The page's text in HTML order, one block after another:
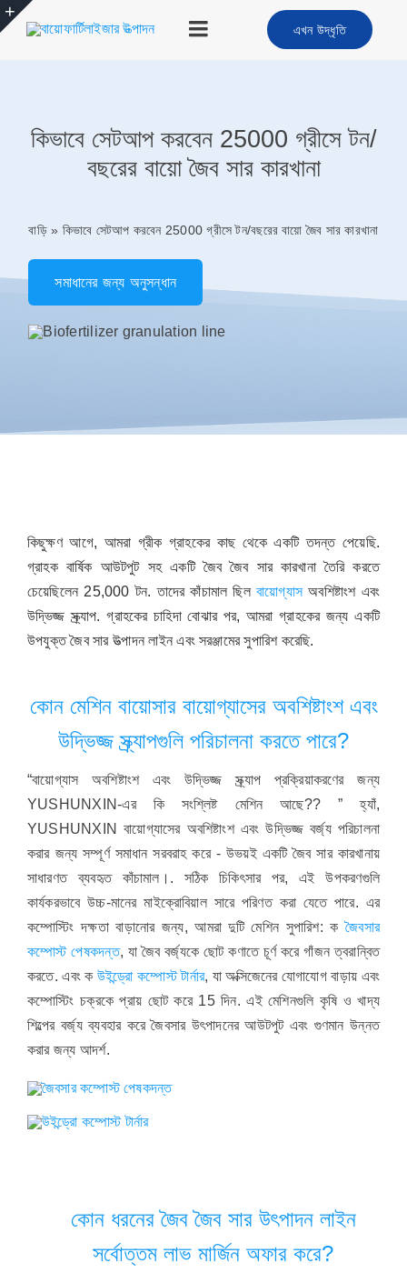
সামগ্রীতে
এড়িয়ে
টগল
পণ্য
FAQ
মামলা
যোগাযোগ
এখন উদ্ধৃতি
কিভাবে সেটআপ করবেন 25000 গ্রীসে টন/
বছরের বায়ো জৈব সার কারখানা
বাড়ি» কিভাবে সেটআপ করবেন 25000 গ্রীসে টন/বছরের বায়ো জৈব সার কারখানা
সমাধানের জন্য অনুসন্ধান
কিছুক্ষণ আগে, আমরা গ্রীক গ্রাহকের কাছ থেকে একটি তদন্ত পেয়েছি.
গ্রাহক বার্ষিক আউটপুট সহ একটি জৈব জৈব সার কারখানা তৈরি করতে
চেয়েছিলেন 25,000 টন. তাদের কাঁচামাল ছিল বায়োগ্যাসঅবশিষ্টাংশ এবং
উদ্ভিজ্জ স্ক্র্যাপ. গ্রাহকের চাহিদা বোঝার পর, আমরা গ্রাহকের জন্য একটি
উপযুক্ত জৈব সার উত্পাদন লাইন এবং সরঞ্জামের সুপারিশ করেছি.
কোন মেশিন বায়োসার বায়োগ্যাসের অবশিষ্টাংশ এবং
উদ্ভিজ্জ স্ক্র্যাপগুলি পরিচালনা করতে পারে?
“বায়োগ্যাস অবশিষ্টাংশ এবং উদ্ভিজ্জ স্ক্র্যাপ প্রক্রিয়াকরণের জন্য
YUSHUNXIN-এর কি সংশ্লিষ্ট মেশিন আছে?? ” হ্যাঁ,
YUSHUNXIN বায়োগ্যাসের অবশিষ্টাংশ এবং উদ্ভিজ্জ বর্জ্য পরিচালনা
করার জন্য সম্পূর্ণ সমাধান সরবরাহ করে - উভয়ই একটি জৈব সার কারখানায়
সাধারণত ব্যবহৃত কাঁচামাল।. সঠিক চিকিৎসার পর, এই উপকরণগুলি
কার্যকরভাবে উচ্চ-মানের মাইক্রোবিয়াল সারে পরিণত করা যেতে পারে. এর
কম্পোস্টিং দক্ষতা বাড়ানোর জন্য, আমরা দুটি মেশিন সুপারিশ: কজৈবসার
কম্পোস্ট পেষকদন্ত, যা জৈব বর্জ্যকে ছোট কণাতে চূর্ণ করে গাঁজন ত্বরান্বিত
করতে. এবং ক উইন্ড্রো কম্পোস্ট টার্নার, যা অক্সিজেনের যোগাযোগ বাড়ায় এবং
কম্পোস্টিং চক্রকে প্রায় ছোট করে 15 দিন. এই মেশিনগুলি কৃষি ও খাদ্য
শিল্পের বর্জ্য ব্যবহার করে জৈবসার উৎপাদনের আউটপুট এবং গুণমান উন্নত
করার জন্য আদর্শ.
কোন ধরনের জৈব জৈব সার উৎপাদন লাইন
সর্বোত্তম লাভ মার্জিন অফার করে?